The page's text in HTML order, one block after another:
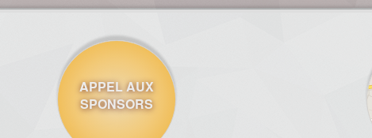
APPEL AUX
SPONSORS